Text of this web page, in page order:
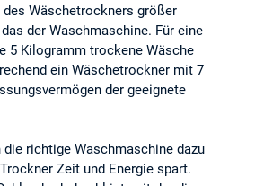
des Wäschetrockners größer
der Waschmaschine. Für eine
5 Kilogramm trockene Wäsche
ein Wäschetrockner mit 7
der geeignete
die richtige Waschmaschine dazu
Zeit und Energie spart.